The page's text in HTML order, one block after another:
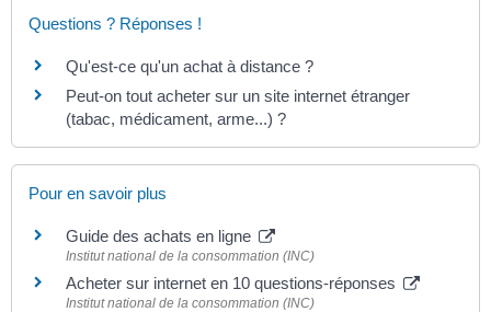
Questions ? Réponses !
Qu'est-ce qu'un achat à distance ?
Peut-on tout acheter sur un site internet étranger
(tabac, médicament, arme...) ?
Pour en savoir plus
Guide des achats en ligne
Institut national de la consommation (INC)
Acheter sur internet en 10 questions-réponses
Institut national de la consommation (INC)